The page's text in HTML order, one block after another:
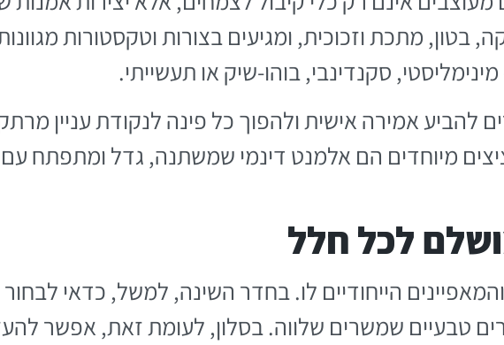
מתכת וזכוכית, ומגיעים בצורות וטקסטורות
סקנדינבי, בוהו-שיק או תעשייתי.
להביע אמירה אישית ולהפוך כל פינה לנקודת עניין
מיוחדים הם אלמנט דינמי שמשתנה, גדל ומתפתח
לכל חלל
הייחודיים לו. בחדר השינה, למשל, כדאי לבחור
טבעיים שמשרים שלווה. בסלון, לעומת זאת, אפשר